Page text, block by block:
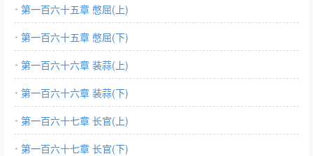
第一百六十五章 憋屈(上)
第一百六十五章 憋屈(下)
第一百六十六章 装蒜(上)
第一百六十六章 装蒜(下)
第一百六十七章 长官(上)
第一百六十七章 长官(下)